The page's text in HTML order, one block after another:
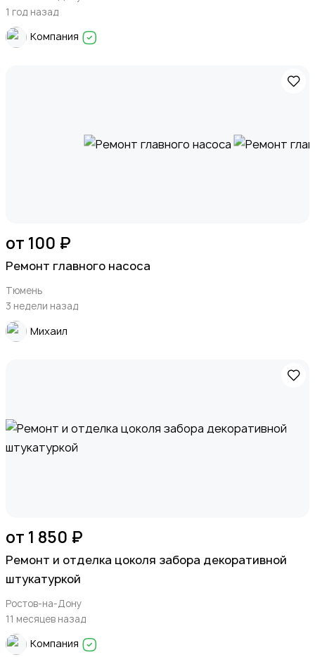
1 год назад
Компания
от 100 ₽
Ремонт главного насоса
Тюмень
3 недели назад
Михаил
от 1 850 ₽
Ремонт и отделка цоколя забора декоративной
штукатуркой
Ростов-на-Дону
11 месяцев назад
Компания